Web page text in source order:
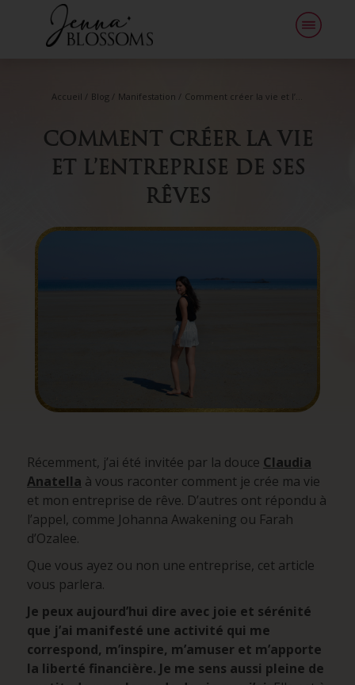
Accueil / Blog / Manifestation /
COMMENT CRÉER LA VIE
ET L’ENTREPRISE DE SES
RÊVES
Récemment, j’ai été invitée par la douce Claudia
Anatella à vous raconter comment je crée ma vie
et mon entreprise de rêve. D’autres ont répondu à
l’appel, comme Johanna Awakening ou Farah
d’Ozalee.
Que vous ayez ou non une entreprise, cet article
vous parlera.
Je peux aujourd’hui dire avec joie et sérénité
que j’ai manifesté une activité qui me
correspond, m’inspire, m’amuser et m’apporte
la liberté financière. Je me sens aussi pleine de